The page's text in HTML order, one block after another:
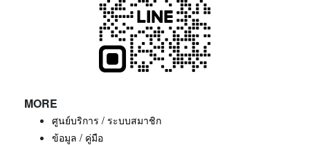
MORE
ศูนย์บริการ / ระบบสมาชิก
ข้อมูล / คู่มือ